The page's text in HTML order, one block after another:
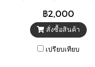
สะอาด รุ่น PondoVac 4 ยี่ห้อ
OASE
฿2,000
สั่งซื้อสินค้า
เปรียบเทียบ